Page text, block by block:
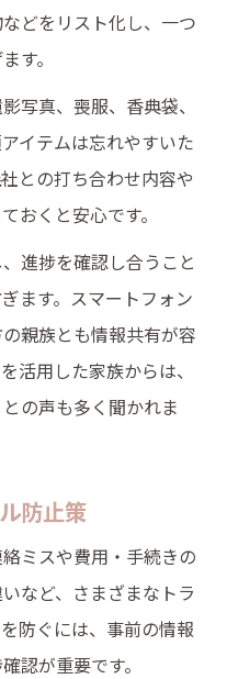
どをリスト化し、一つ
す。
写真、喪服、香典袋、
イテムは忘れやすいた
との打ち合わせ内容や
おくと安心です。
進捗を確認し合うこと
ます。スマートフォン
親族とも情報共有が容
活用した家族からは、
の声も多く聞かれま
防止策
ミスや費用・手続きの
など、さまざまなトラ
防ぐには、事前の情報
認が重要です。